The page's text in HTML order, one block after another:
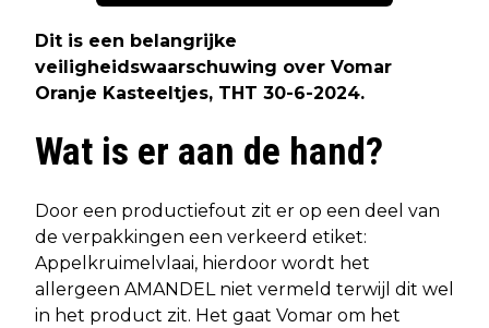
Dit is een belangrijke
veiligheidswaarschuwing over Vomar
Oranje Kasteeltjes, THT 30-6-2024.
Wat is er aan de hand?
Door een productiefout zit er op een deel van
de verpakkingen een verkeerd etiket:
Appelkruimelvlaai, hierdoor wordt het
allergeen AMANDEL niet vermeld terwijl dit wel
in het product zit. Het gaat Vomar om het